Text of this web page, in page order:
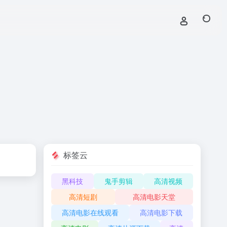
标签云
黑科技 鬼手剪辑
高清视频
高清短剧
高清电影天堂
高清电影在线观看
高清电影下载